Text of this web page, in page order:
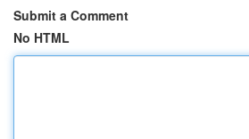
Submit a Comment
No HTML